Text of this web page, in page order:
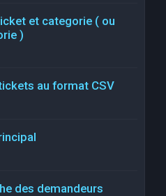
et categorie ( ou
)
au format CSV
des demandeurs